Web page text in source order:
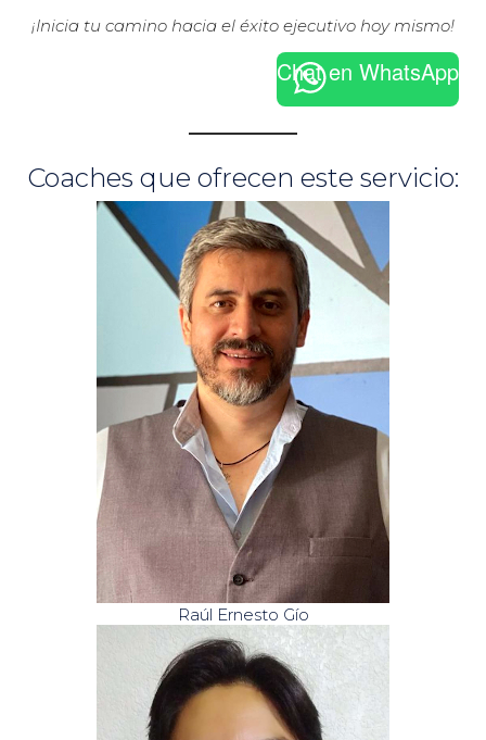
¡Inicia tu camino hacia el éxito ejecutivo hoy mismo!
Chat en WhatsApp
Coaches que ofrecen este servicio:
Raúl Ernesto Gío